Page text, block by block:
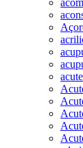
acute